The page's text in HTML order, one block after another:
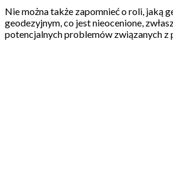
Nie można także zapomnieć o roli, jaką
geodezyjnym, co jest nieocenione,
potencjalnych problemów związanych z